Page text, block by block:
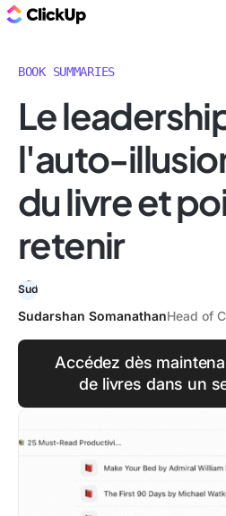
BOOK SUMMARIES
Le
l'auto-
du livre et
retenir
Sudarshan SomanathanHead of
Accédez dès
de livres dans un